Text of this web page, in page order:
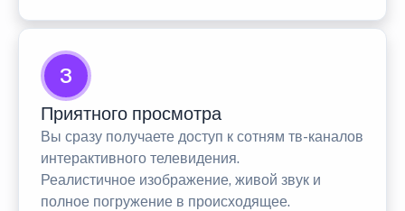
3
Приятного просмотра
Вы сразу получаете доступ к сотням тв-каналов
интерактивного телевидения.
Реалистичное изображение, живой звук и
полное погружение в происходящее.